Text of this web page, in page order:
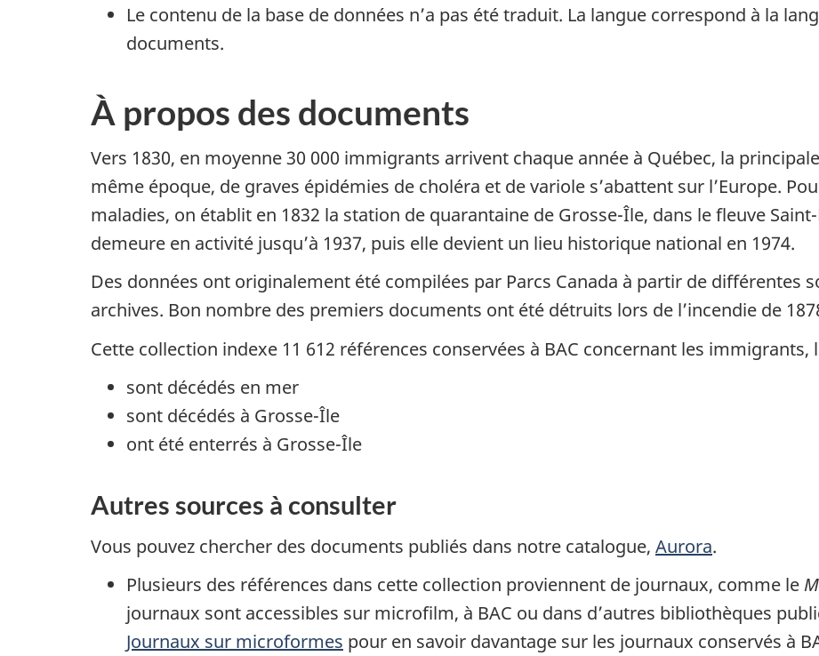
Le contenu de la base de données n’a pas été traduit. La langue correspond à la
documents.
À propos des documents
Vers 1830, en moyenne 30 000 immigrants arrivent chaque année à Québec, la
même époque, de graves épidémies de choléra et de variole s’abattent sur l’Europe.
maladies, on établit en 1832 la station de quarantaine de Grosse-Île, dans le fleuve
demeure en activité jusqu’à 1937, puis elle devient un lieu historique national en 1974.
Des données ont originalement été compilées par Parcs Canada à partir de différentes
archives. Bon nombre des premiers documents ont été détruits lors de l’incendie de
Cette collection indexe 11 612 références conservées à BAC concernant les
sont décédés en mer
sont décédés à Grosse-Île
ont été enterrés à Grosse-Île
Autres sources à consulter
Vous pouvez chercher des documents publiés dans notre catalogue, Aurora.
Plusieurs des références dans cette collection proviennent de journaux, comme le
journaux sont accessibles sur microfilm, à BAC ou dans d’autres bibliothèques
Journaux sur microformes pour en savoir davantage sur les journaux conservés à